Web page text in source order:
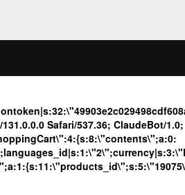
Safari/537.36; ClaudeBot/1.0;